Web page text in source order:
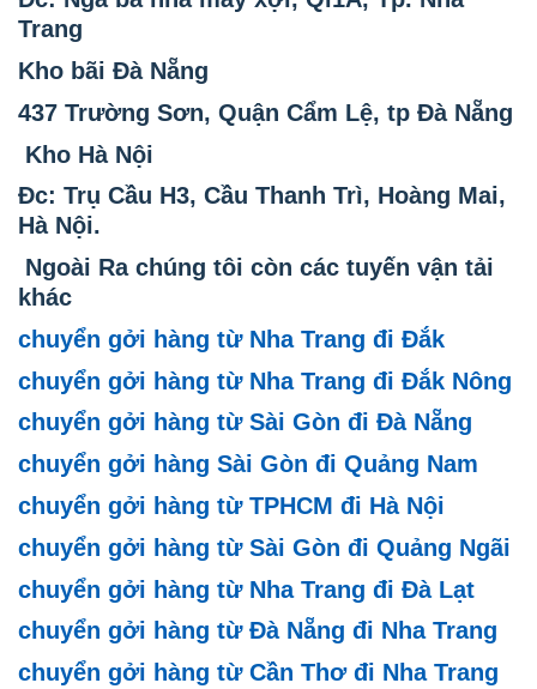
Trang
Kho bãi Đà Nẵng
437 Trường Sơn, Quận Cẩm Lệ, tp Đà Nẵng
Kho Hà Nội
Đc: Trụ Cầu H3, Cầu Thanh Trì, Hoàng Mai,
Hà Nội.
Ngoài Ra chúng tôi còn các tuyến vận tải
khác
chuyển gởi hàng từ Nha Trang đi Đắk
chuyển gởi hàng từ Nha Trang đi Đắk Nông
chuyển gởi hàng từ Sài Gòn đi Đà Nẵng
chuyển gởi hàng Sài Gòn đi Quảng Nam
chuyển gởi hàng từ TPHCM đi Hà Nội
chuyển gởi hàng từ Sài Gòn đi Quảng Ngãi
chuyển gởi hàng từ Nha Trang đi Đà Lạt
chuyển gởi hàng từ Đà Nẵng đi Nha Trang
chuyển gởi hàng từ Cần Thơ đi Nha Trang